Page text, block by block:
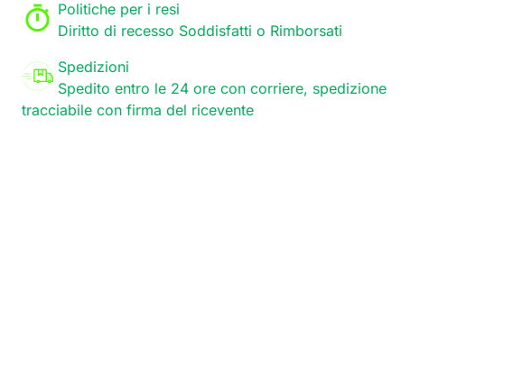
Politiche per i resi
Diritto di recesso Soddisfatti o Rimborsati
Spedizioni
Spedito entro le 24 ore con corriere, spedizione
tracciabile con firma del ricevente